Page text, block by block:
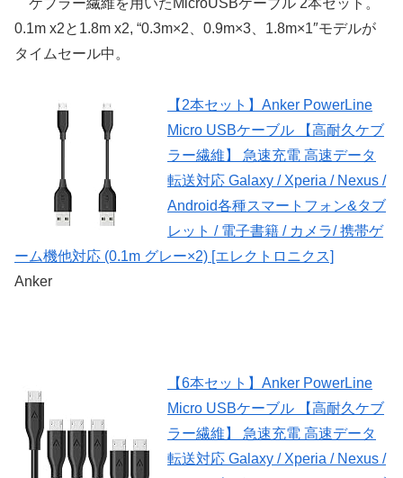
ケプラー繊維を用いたMicroUSBケーブル 2本セット。
0.1m x2と1.8m x2, “0.3m×2、0.9m×3、1.8m×1″モデルが
タイムセール中。
【2本セット】Anker PowerLine
Micro USBケーブル 【高耐久ケブ
ラー繊維】 急速充電 高速データ
転送対応 Galaxy / Xperia / Nexus /
Android各種スマートフォン&タブ
レット / 電子書籍 / カメラ/ 携帯ゲ
ーム機他対応 (0.1m グレー×2) [エレクトロニクス]
Anker
【6本セット】Anker PowerLine
Micro USBケーブル 【高耐久ケブ
ラー繊維】 急速充電 高速データ
転送対応 Galaxy / Xperia / Nexus /